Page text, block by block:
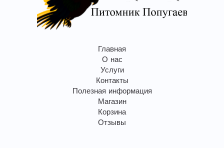
Главная
О нас
Услуги
Контакты
Полезная информация
Магазин
Корзина
Отзывы